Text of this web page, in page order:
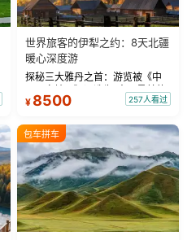
世界旅客的伊犁之约：8天北疆
暖心深度游
探秘三大雅丹之首：游览被《中
国国家地理》评选为“中国最美的
三大雅丹”第一名的克拉玛依魔鬼
瓦人最大村落——禾木村，欣赏
晨雾与小木...
¥ 8500 257人看过
包车拼车